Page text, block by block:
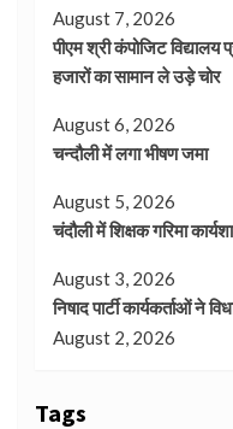
August 7, 2026
पीएम श्री कंपोजिट विद्यालय
हजारों का सामान ले उड़े चोर
August 6, 2026
चन्दौली में लगा भीषण जमा
August 5, 2026
चंदौली में शिक्षक गरिमा
August 3, 2026
निषाद पार्टी कार्यकर्ताओं ने
August 2, 2026
Tags